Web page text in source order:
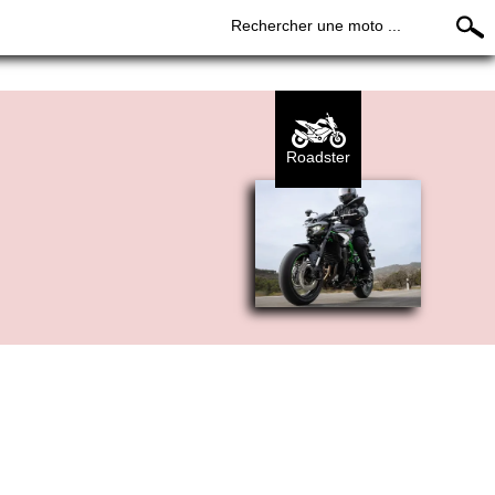
Rechercher une moto ...
Roadster